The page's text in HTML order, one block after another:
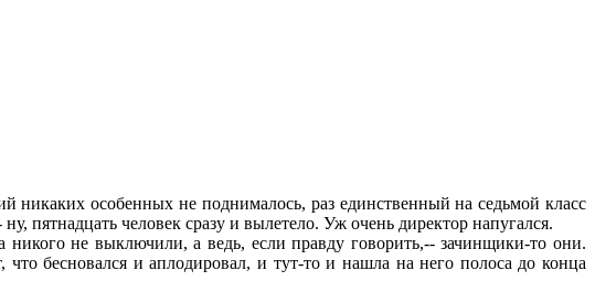
особенных не поднималось, раз единственный на седьмой класс
пятнадцать человек сразу и вылетело. Уж очень директор напугался.
не выключили, а ведь, если правду говорить,-- зачинщики-то они.
бесновался и аплодировал, и тут-то и нашла на него полоса до конца